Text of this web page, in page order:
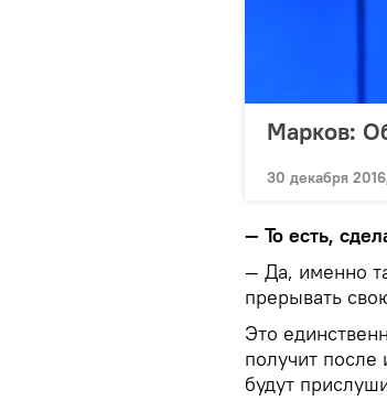
Марков:
30 декабря
— То есть,
— Да, именно
прерывать
Это
получит после
будут